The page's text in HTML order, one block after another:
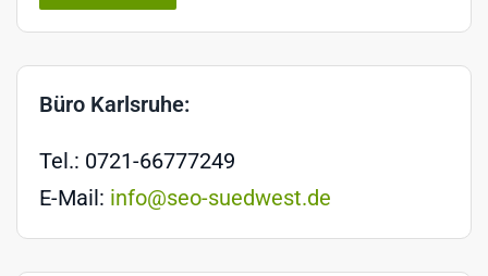
Büro Karlsruhe:
Tel.: 0721-66777249
E-Mail: info@seo-suedwest.de